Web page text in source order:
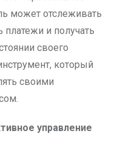
может отслеживать
и получать
своего
который
своими
управление